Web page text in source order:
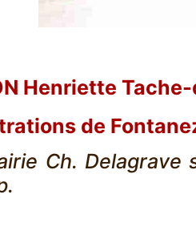
Henriette
de
Ch. Delagrave